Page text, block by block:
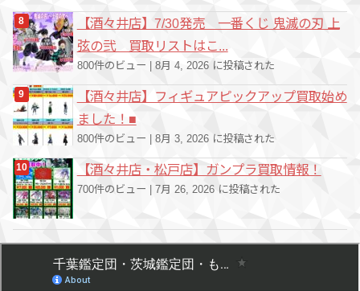
【酒々井店】7/30発売 一番くじ 鬼滅の刃 上
弦の弐 買取リストはこ...
800件のビュー | 8月 4, 2026 に投稿された
【酒々井店】フィギュアピックアップ買取始め
ました！■
800件のビュー 8月 3, 2026 に投稿された
【酒々井店・松戸店】ガンプラ買取情報！
700件のビュー 7月 26, 2026 に投稿された